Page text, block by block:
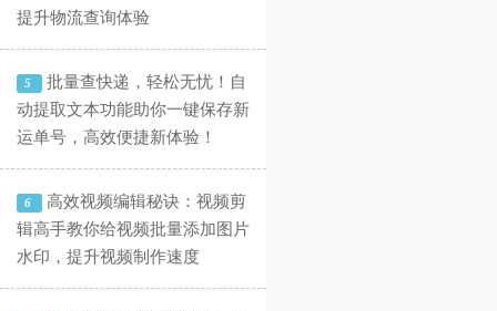
提升物流查询体验
5
批量查快递，轻松无忧！自
动提取文本功能助你一键保存新
运单号，高效便捷新体验！
6
高效视频编辑秘诀：视频剪
辑高手教你给视频批量添加图片
水印，提升视频制作速度